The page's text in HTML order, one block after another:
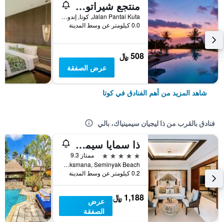
منتجع شيراتون بالي كوتا
Jalan Pantai Kuta, كوتا, إندونيسيا
0.0 كيلومتر عن وسط المدينة
508 ﷼
عرض الصفقة
شاهد المزيد من أهم الفنادق في كوتا
فنادق بالقرب من ذا ليجيان سيمينياك، بالي
ذا سمايا سيمينياك بالي
5 نجوم
ممتاز 9.3
Jalan Laksmana, Seminyak Beach, كوتا, إندونيسيا
0.2 كيلومتر عن وسط المدينة
1,188 ﷼
عرض
الصفقة